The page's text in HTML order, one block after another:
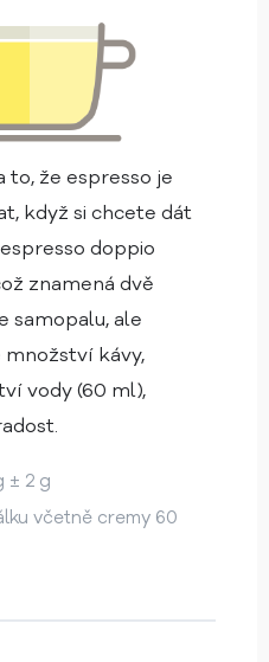
to, že espresso je
když si chcete dát
doppio
znamená dvě
samopalu, ale
množství kávy,
vody (60 ml),
± 2 g
včetně cremy 60